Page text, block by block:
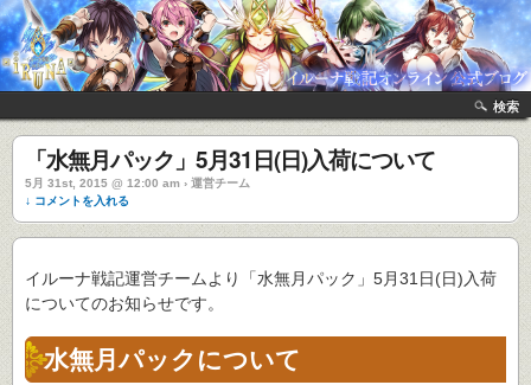
検索
「水無月パック」5月31日(日)入荷について
5月 31st, 2015 @ 12:00 am › 運営チーム
↓ コメントを入れる
イルーナ戦記運営チームより「水無月パック」5月31日(日)入荷
についてのお知らせです。
水無月パックについて